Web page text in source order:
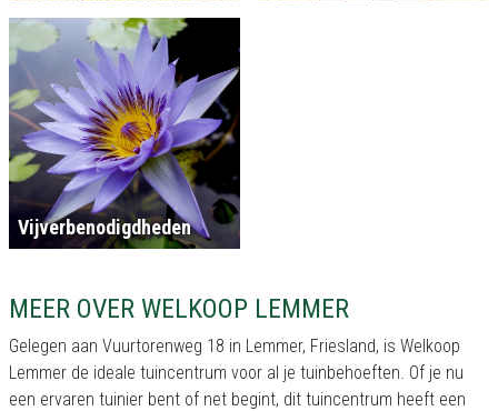
Vijverbenodigdheden
MEER OVER WELKOOP LEMMER
Gelegen aan Vuurtorenweg 18 in Lemmer, Friesland, is Welkoop
Lemmer de ideale tuincentrum voor al je tuinbehoeften. Of je nu
een ervaren tuinier bent of net begint, dit tuincentrum heeft een